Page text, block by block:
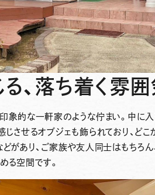
る、落ち着く雰
象的な一軒家のような佇まい。中に入
じさせるオブジェも飾られており、ど
があり、ご家族や友人同士はもちろ
る空間です。